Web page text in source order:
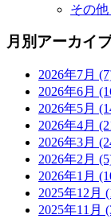
その他
月別アーカイ
2026年7月
2026年6月
2026年5月
2026年4月
2026年3月
2026年2月
2026年1月
2025年12月
2025年11月